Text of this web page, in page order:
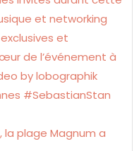
plage Magnum a